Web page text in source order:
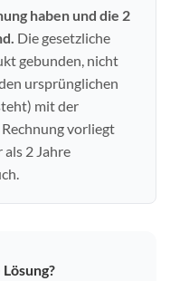
haben und die 2
Die gesetzliche
gebunden, nicht
ursprünglichen
mit der
vorliegt
2 Jahre